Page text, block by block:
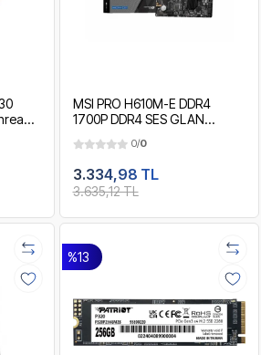
MSI PRO H610M-E DDR4
1700P DDR4 SES GLAN
mATX
0/0
3.334,98 TL
3.635,12 TL
%13